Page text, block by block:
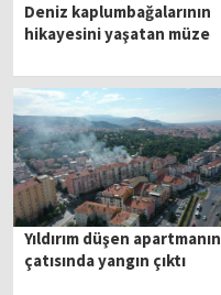
Deniz kaplumbağalarının
hikayesini yaşatan müze
Yıldırım düşen apartmanın
çatısında yangın çıktı